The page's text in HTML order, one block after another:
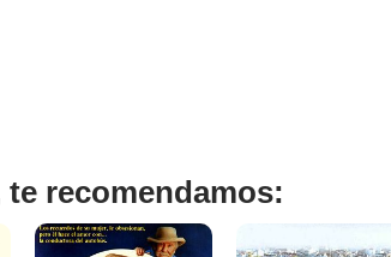
recomendamos: